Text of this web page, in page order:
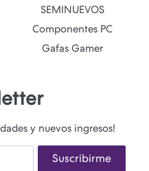
SEMINUEVOS
Componentes PC
Gafas Gamer
y nuevos ingresos!
Suscribirme